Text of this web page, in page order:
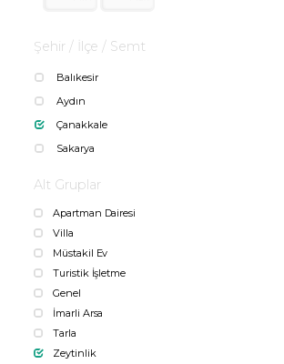
Şehir / İlçe / Semt
Balıkesir
Aydın
Çanakkale
Sakarya
Alt Gruplar
Apartman Dairesi
Villa
Müstakil Ev
Turistik İşletme
Genel
İmarli Arsa
Tarla
Zeytinlik